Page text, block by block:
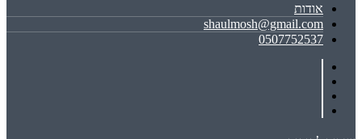
אודות
shaulmosh@gmail.com
0507752537